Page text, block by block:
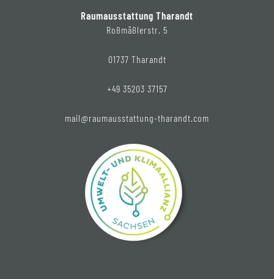
Raumausstattung Tharandt
Roßmäßlerstr. 5
01737 Tharandt
+49 35203 37157
mail@raumausstattung-tharandt.com